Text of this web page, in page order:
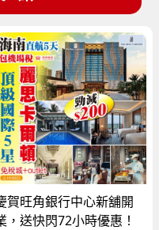
賀旺角銀行中心新舖開
，送快閃72小時優惠！